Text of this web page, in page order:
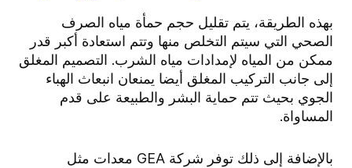
بهذه الطريقة، يتم تقليل حجم حمأة مياه الصرف
الصحي التي سيتم التخلص منها وتتم استعادة أكبر قدر
ممكن من المياه لإمدادات مياه الشرب. التصميم المغلق
إلى جانب التركيب المغلق أيضا يمنعان انبعاث الهباء
الجوي بحيث تتم حماية البشر والطبيعة على قدم
المساواة.
بالإضافة إلى ذلك توفر شركة GEA معدات مثل